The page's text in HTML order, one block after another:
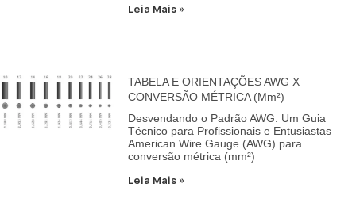
Leia Mais »
TABELA E ORIENTAÇÕES AWG X
CONVERSÃO MÉTRICA (mm²)
Desvendando o Padrão AWG: Um Guia
Técnico para Profissionais e Entusiastas –
American Wire Gauge (AWG) para
conversão métrica (mm²)
Leia Mais »